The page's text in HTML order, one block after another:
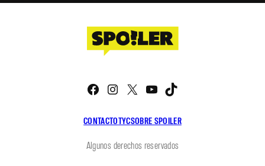
CONTACTOTYCSOBRE SPOILER
Facebook
Instagram
X YouTube
Algunos derechos reservados